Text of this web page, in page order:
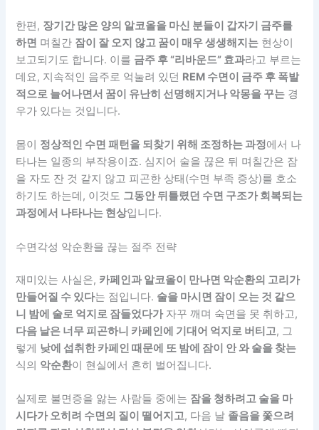
한편, 장기간 많은 양의 알코올을 마신 분들이 갑자기 금주를
하면 며칠간 잠이 잘 오지 않고 꿈이 매우 생생해지는 현상이
보고되기도 합니다. 이를 금주 후 “리바운드” 효과라고 부르는
데요, 지속적인 음주로 억눌려 있던 REM 수면이 금주 후 폭발
적으로 늘어나면서 꿈이 유난히 선명해지거나 악몽을 꾸는 경
우가 있다는 것입니다.
몸이 정상적인 수면 패턴을 되찾기 위해 조정하는 과정에서 나
타나는 일종의 부작용이죠. 심지어 술을 끊은 뒤 며칠간은 잠
을 자도 잔 것 같지 않고 피곤한 상태(수면 부족 증상)를 호소
하기도 하는데, 이것도 그동안 뒤틀렸던 수면 구조가 회복되는
과정에서 나타나는 현상입니다.
수면각성 악순환을 끊는 절주 전략
재미있는 사실은, 카페인과 알코올이 만나면 악순환의 고리가
만들어질 수 있다는 점입니다. 술을 마시면 잠이 오는 것 같으
니 밤에 술로 억지로 잠들었다가자꾸 깨며 숙면을 못 취하고,
다음 날은 너무 피곤하니 카페인에 기대어 억지로 버티고 , 그
렇게 낮에 섭취한 카페인 때문에 또 밤에 잠이 안 와 술을 찾는
식의 악순환이 현실에서 흔히 벌어집니다.
실제로 불면증을 앓는 사람들 중에는 잠을 청하려고 술을 마
시다가 오히려 수면의 질이 떨어지고, 다음 날 졸음을 쫓으려